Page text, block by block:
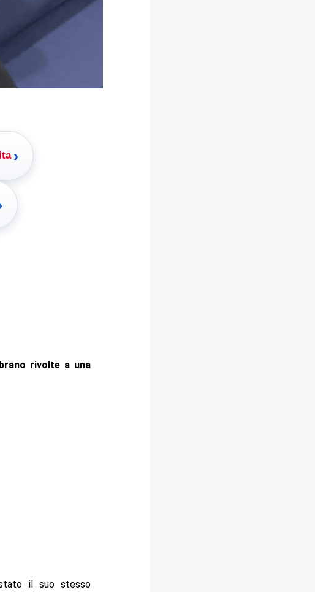
›
rivolte a una
il suo stesso